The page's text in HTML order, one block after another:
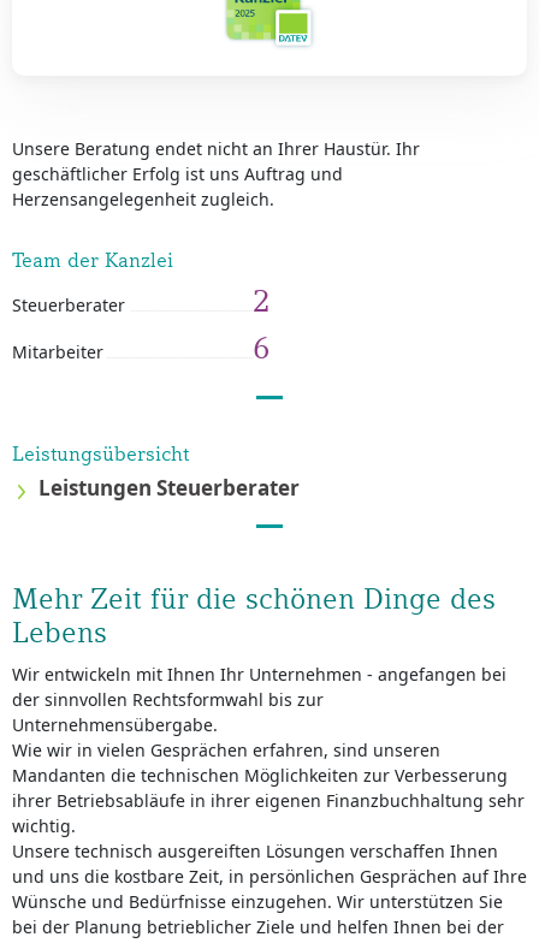
Unsere Beratung endet nicht an Ihrer Haustür. Ihr
geschäftlicher Erfolg ist uns Auftrag und
Herzensangelegenheit zugleich.
Team der Kanzlei
Steuerberater 2
Mitarbeiter 6
Leistungsübersicht
Leistungen Steuerberater
Mehr Zeit für die schönen Dinge des
Lebens
Wir entwickeln mit Ihnen Ihr Unternehmen - angefangen bei
der sinnvollen Rechtsformwahl bis zur
Unternehmensübergabe.
Wie wir in vielen Gesprächen erfahren, sind unseren
Mandanten die technischen Möglichkeiten zur Verbesserung
ihrer Betriebsabläufe in ihrer eigenen Finanzbuchhaltung sehr
wichtig.
Unsere technisch ausgereiften Lösungen verschaffen Ihnen
und uns die kostbare Zeit, in persönlichen Gesprächen auf Ihre
Wünsche und Bedürfnisse einzugehen. Wir unterstützen Sie
bei der Planung betrieblicher Ziele und helfen Ihnen bei der